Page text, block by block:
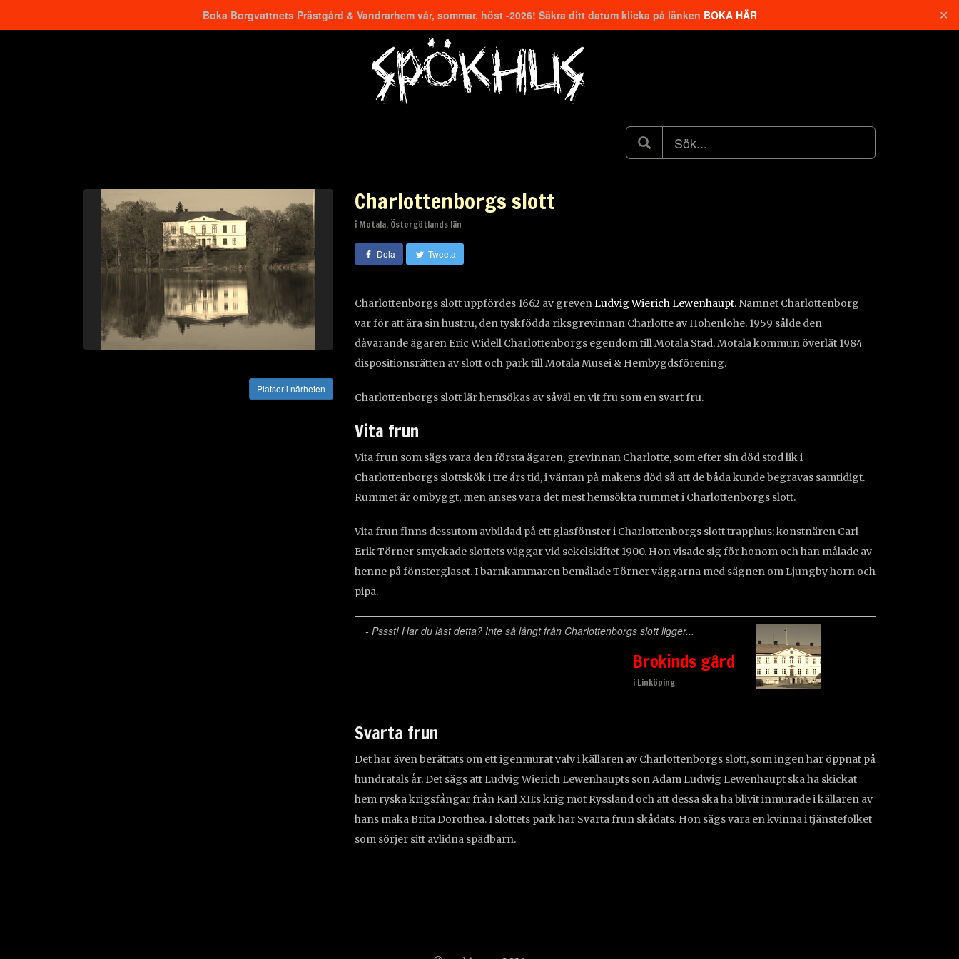
Boka Borgvattnets Prästgård & Vandrarhem vår, sommar, höst -2026! Säkra ditt datum klicka på länken BOKA HÄR ✕
Charlottenborgs slott
i Motala, Östergötlands län
Dela Tweeta
Platser i närheten
Charlottenborgs slott uppfördes 1662 av grevenLudvig Wierich Lewenhaupt. Namnet Charlottenborg
var för att ära sin hustru, den tyskfödda riksgrevinnan Charlotte av Hohenlohe. 1959 sålde den
dåvarande ägaren Eric Widell Charlottenborgs egendom till Motala Stad. Motala kommun överlät 1984
dispositionsrätten av slott och park till Motala Musei & Hembygdsförening.
Charlottenborgs slott lär hemsökas av såväl en vit fru som en svart fru.
Vita frun
Vita frun som sägs vara den första ägaren, grevinnan Charlotte, som efter sin död stod lik i
Charlottenborgs slottskök i tre års tid, i väntan på makens död så att de båda kunde begravas samtidigt.
Rummet är ombyggt, men anses vara det mest hemsökta rummet i Charlottenborgs slott.
Vita frun finns dessutom avbildad på ett glasfönster i Charlottenborgs slott trapphus; konstnären Carl-
Erik Törner smyckade slottets väggar vid sekelskiftet 1900. Hon visade sig för honom och han målade av
henne på fönsterglaset. I barnkammaren bemålade Törner väggarna med sägnen om Ljungby horn och
pipa.
- Pssst! Har du läst detta? Inte så långt från Charlottenborgs slott ligger...
Brokinds gård
i Linköping
Svarta frun
Det har även berättats om ett igenmurat valv i källaren av Charlottenborgs slott, som ingen har öppnat på
hundratals år. Det sägs att Ludvig Wierich Lewenhaupts son Adam Ludwig Lewenhaupt ska ha skickat
hem ryska krigsfångar från Karl XII:s krig mot Ryssland och att dessa ska ha blivit inmurade i källaren av
hans maka Brita Dorothea. I slottets park har Svarta frun skådats. Hon sägs vara en kvinna i tjänstefolket
som sörjer sitt avlidna spädbarn.